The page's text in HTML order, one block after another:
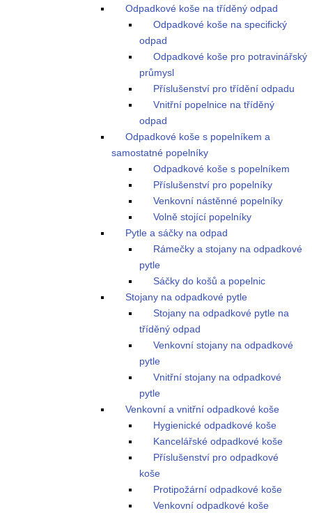
Odpadkové koše na tříděný odpad
Odpadkové koše na specifický
odpad
Odpadkové koše pro potravinářský
průmysl
Příslušenství pro třídění odpadu
Vnitřní popelnice na tříděný
odpad
Odpadkové koše s popelníkem a
samostatné popelníky
Odpadkové koše s popelníkem
Příslušenství pro popelníky
Venkovní nástěnné popelníky
Volně stojící popelníky
Pytle a sáčky na odpad
Rámečky a stojany na odpadkové
pytle
Sáčky do košů a popelnic
Stojany na odpadkové pytle
Stojany na odpadkové pytle na
tříděný odpad
Venkovní stojany na odpadkové
pytle
Vnitřní stojany na odpadkové
pytle
Venkovní a vnitřní odpadkové koše
Hygienické odpadkové koše
Kancelářské odpadkové koše
Příslušenství pro odpadkové
koše
Protipožární odpadkové koše
Venkovní odpadkové koše